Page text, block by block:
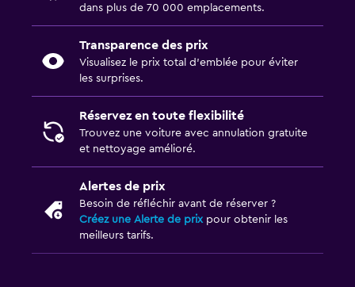
dans plus de 70 000 emplacements.
Transparence des prix
Visualisez le prix total d’emblée pour éviter
les surprises.
Réservez en toute flexibilité
Trouvez une voiture avec annulation gratuite
et nettoyage amélioré.
Alertes de prix
Besoin de réfléchir avant de réserver ?
Créez une Alerte de prixpour obtenir les
meilleurs tarifs.